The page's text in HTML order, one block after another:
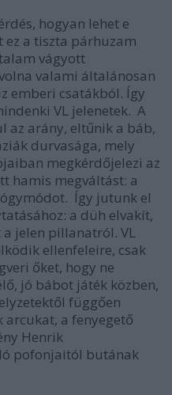
hogyan lehet e
a tiszta párhuzam
vágyott
valami általánosan
emberi csatákból. Így
VL jelenetek. A
az arány, eltűnik a báb,
durvasága, mely
megkérdőjelezi az
hamis megváltást: a
Így jutunk el
a düh elvakít,
jelen pillanatról. VL
ellenfeleire, csak
őket, hogy ne
jó bábot játék közben,
függően
a fenyegető
Henrik
pofonjaitól butának